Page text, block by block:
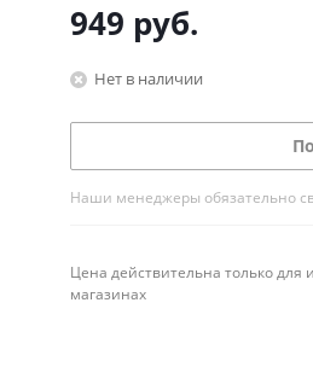
949 руб.
Нет в наличии
Наши менеджеры обязательно
Цена действительна только
магазинах